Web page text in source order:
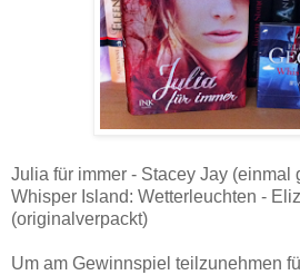
Julia für immer - Stacey Jay (einmal
Whisper Island: Wetterleuchten -
(originalverpackt)
Um am Gewinnspiel teilzunehmen